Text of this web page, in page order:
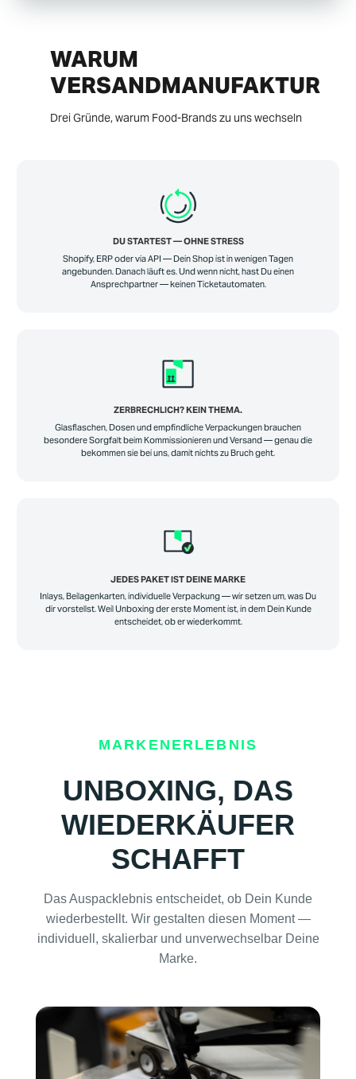
WARUM
VERSANDMANUFAKTUR
Drei Gründe, warum Food-Brands zu uns wechseln
DU STARTEST — OHNE STRESS
Shopify, ERP oder via API — Dein Shop ist in wenigen Tagen
angebunden. Danach läuft es. Und wenn nicht, hast Du einen
Ansprechpartner — keinen Ticketautomaten.
ZERBRECHLICH? KEIN THEMA.
Glasflaschen, Dosen und empfindliche Verpackungen brauchen
besondere Sorgfalt beim Kommissionieren und Versand — genau die
bekommen sie bei uns, damit nichts zu Bruch geht.
JEDES PAKET IST DEINE MARKE
Inlays, Beilagenkarten, individuelle Verpackung — wir setzen um, was Du
dir vorstellst. Weil Unboxing der erste Moment ist, in dem Dein Kunde
entscheidet, ob er wiederkommt.
MARKENERLEBNIS
UNBOXING, DAS
WIEDERKÄUFER
SCHAFFT
Das Auspacklebnis entscheidet, ob Dein Kunde
wiederbestellt. Wir gestalten diesen Moment —
individuell, skalierbar und unverwechselbar Deine
Marke.